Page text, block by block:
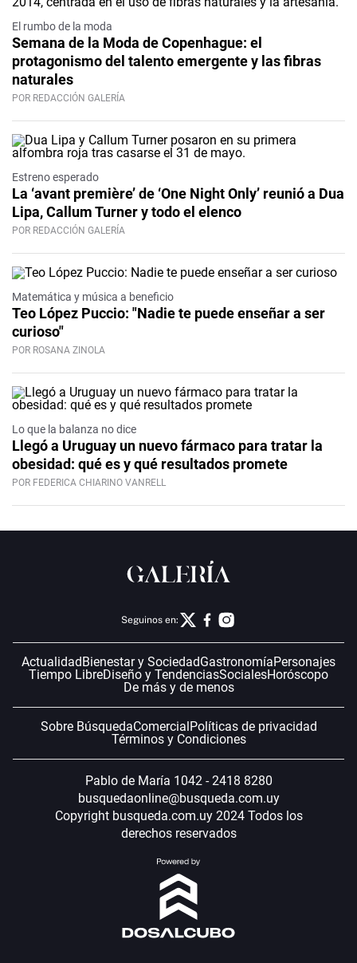
El rumbo de la moda
Semana de la Moda de Copenhague: el
protagonismo del talento emergente y las fibras
naturales
POR REDACCIÓN GALERÍA
Estreno esperado
La ‘avant première’ de ‘One Night Only’ reunió a Dua
Lipa, Callum Turner y todo el elenco
POR REDACCIÓN GALERÍA
Matemática y música a beneficio
Teo López Puccio: "Nadie te puede enseñar a ser
curioso"
POR ROSANA ZINOLA
Lo que la balanza no dice
Llegó a Uruguay un nuevo fármaco para tratar la
obesidad: qué es y qué resultados promete
POR FEDERICA CHIARINO VANRELL
Seguinos en:
Actualidad Bienestar y SociedadGastronomíaPersonajes
Tiempo LibreDiseño y TendenciasSocialesHoróscopo
De más y de menos
Sobre BúsquedaComercial Políticas de privacidad
Términos y Condiciones
Pablo de María 1042 - 2418 8280
busquedaonline@busqueda.com.uy
Copyright busqueda.com.uy 2024 Todos los
derechos reservados